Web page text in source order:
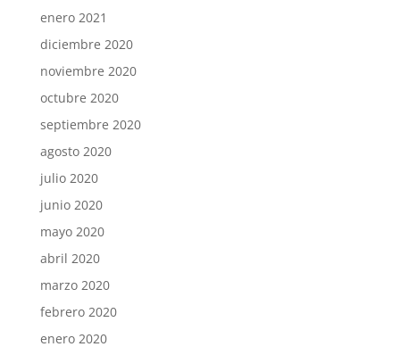
enero 2021
diciembre 2020
noviembre 2020
octubre 2020
septiembre 2020
agosto 2020
julio 2020
junio 2020
mayo 2020
abril 2020
marzo 2020
febrero 2020
enero 2020